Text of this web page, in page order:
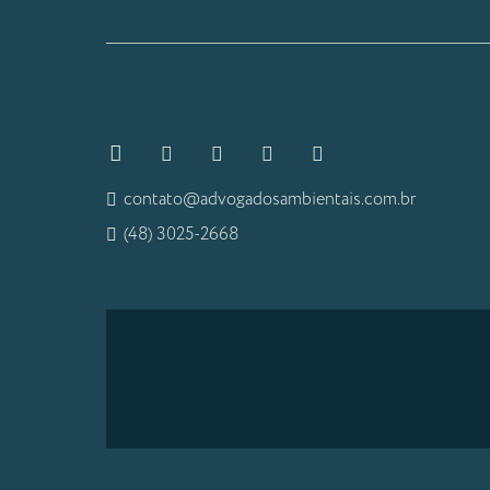
contato@advogadosambientais.com.br
(48) 3025-2668